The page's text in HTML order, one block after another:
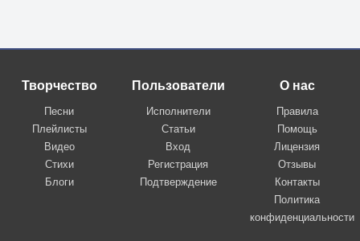
Творчество
Песни
Плейлисты
Видео
Стихи
Блоги
Пользователи
Исполнители
Статьи
Вход
Регистрация
Подтверждение
О нас
Правила
Помощь
Лицензия
Отзывы
Контакты
Политика
конфиденциальности